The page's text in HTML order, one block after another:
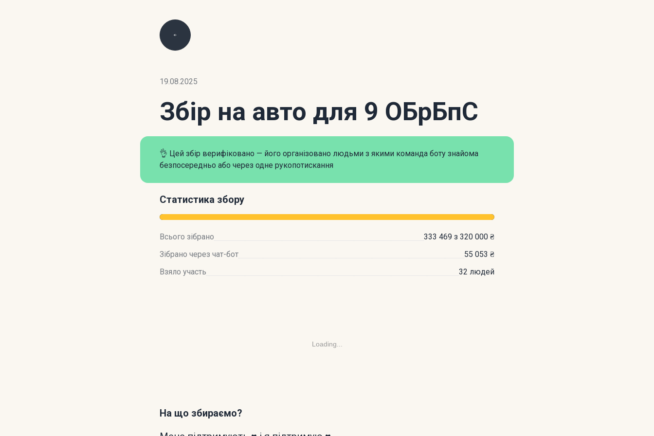
19.08.2025
Збір на авто для 9 ОБрБпС
👌 Цей збір верифіковано — його організовано людьми з якими команда боту знайома
безпосередньо або через одне рукопотискання
Статистика збору
Всього зібрано
333 469 з 320 000 ₴
Зібрано через чат-бот
55 053 ₴
Взяло участь
32 людей
Loading...
На що збираємо?